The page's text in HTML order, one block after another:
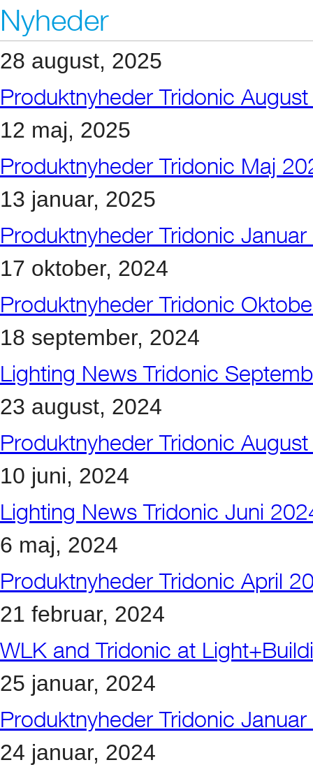
Nyheder
28 august, 2025
Produktnyheder Tridonic
12 maj, 2025
Produktnyheder Tridonic Maj
13 januar, 2025
Produktnyheder Tridonic
17 oktober, 2024
Produktnyheder Tridonic
18 september, 2024
Lighting News Tridonic
23 august, 2024
Produktnyheder Tridonic
10 juni, 2024
Lighting News Tridonic Juni
6 maj, 2024
Produktnyheder Tridonic April
21 februar, 2024
WLK and Tridonic at
25 januar, 2024
Produktnyheder Tridonic
24 januar, 2024